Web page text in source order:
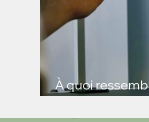
À quoi
toilettage chez